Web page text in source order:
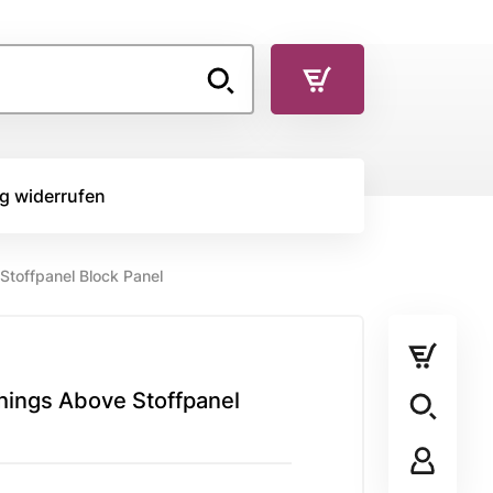
STOFFPANEL
widerrufen
Block Panel
Above Stoffpanel